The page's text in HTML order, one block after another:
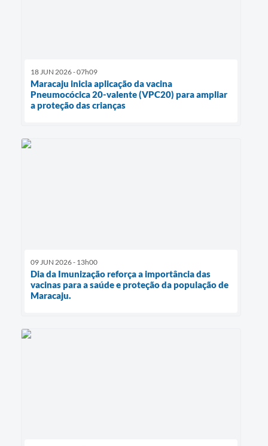
18 JUN 2026 - 07h09
Maracaju inicia aplicação da vacina
Pneumocócica 20-valente (VPC20) para ampliar
a proteção das crianças
09 JUN 2026 - 13h00
Dia da Imunização reforça a importância das
vacinas para a saúde e proteção da população de
Maracaju.